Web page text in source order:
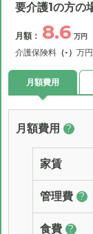
要介護1の方の
月額： 8.6 万円
介護保険料 （-） 万
月額費用
月額費用 ?
家賃
管理費 ?
食費 ?